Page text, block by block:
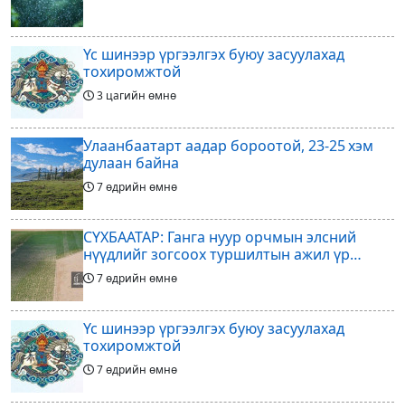
Үс шинээр үргээлгэх буюу засуулахад
тохиромжтой
3 цагийн өмнө
Улаанбаатарт аадар бороотой, 23-25 хэм
дулаан байна
7 өдрийн өмнө
СҮХБААТАР: Ганга нуур орчмын элсний
нүүдлийг зогсоох туршилтын ажил үр
дүнгээ өгч эхэлжээ
7 өдрийн өмнө
Үс шинээр үргээлгэх буюу засуулахад
тохиромжтой
7 өдрийн өмнө